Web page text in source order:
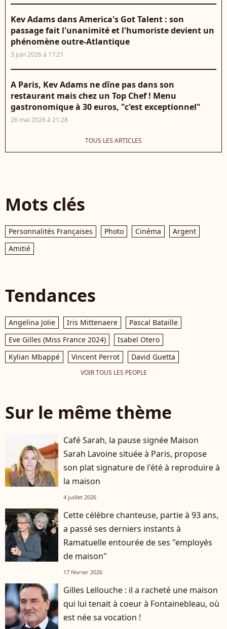
Kev Adams dans America's Got Talent : son
passage fait l'unanimité et l'humoriste devient un
phénomène outre-Atlantique
3 juin 2026 à 17:21
A Paris, Kev Adams ne dîne pas dans son
restaurant mais chez un Top Chef ! Menu
gastronomique à 30 euros, "c'est exceptionnel"
26 mai 2026 à 21:28
TOUS LES ARTICLES
Mots clés
Personnalités Françaises Photo Cinéma
Argent
Amitié
Tendances
Angelina Jolie Iris Mittenaere
Pascal Bataille
Eve Gilles (Miss France 2024)
Isabel Otero
Kylian Mbappé
Vincent Perrot David Guetta
VOIR TOUS LES PEOPLE
Sur le même thème
Café Sarah, la pause signée Maison
Sarah Lavoine située à Paris, propose
son plat signature de l'été à reproduire à
la maison
4 juillet 2026
Cette célèbre chanteuse, partie à 93 ans,
a passé ses derniers instants à
Ramatuelle entourée de ses "employés
de maison"
17 février 2026
Gilles Lellouche : il a racheté une maison
qui lui tenait à coeur à Fontainebleau, où
est née sa vocation !